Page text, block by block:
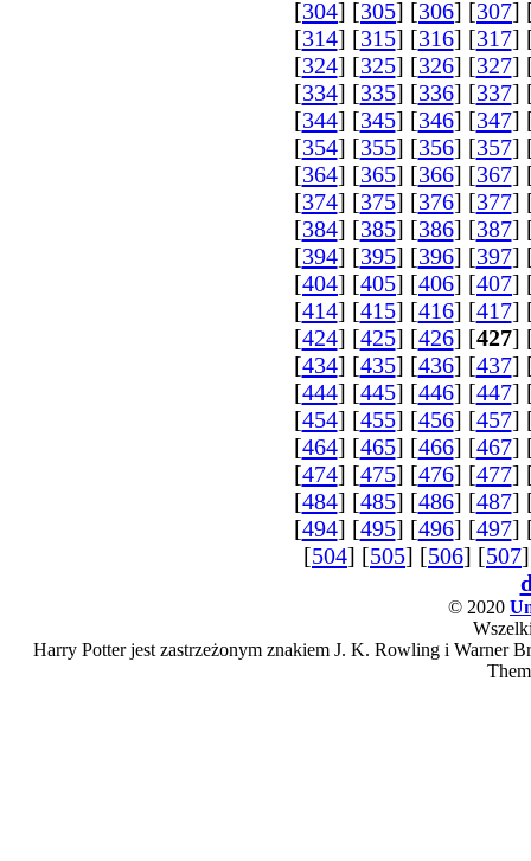
[304] [305] [306] [307]
[314] [315] [316] [317]
[324] [325] [326] [327]
[334] [335] [336] [337]
[344] [345] [346] [347]
[354] [355] [356] [357]
[364] [365] [366] [367]
[374] [375] [376] [377]
[384] [385] [386] [387]
[394] [395] [396] [397]
[404] [405] [406] [407]
[414] [415] [416] [417]
[424] [425] [426] [427]
[434] [435] [436] [437]
[444] [445] [446] [447]
[454] [455] [456] [457]
[464] [465] [466] [467]
[474] [475] [476] [477]
[484] [485] [486] [487]
[494] [495] [496] [497]
[504] [505] [506] [507
© 2020
Harry Potter jest zastrzeżonym znakiem J. K. Rowling i Warner